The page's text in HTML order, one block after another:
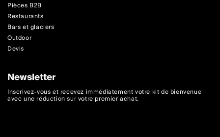
Pièces B2B
Restaurants
Bars et glaciers
Outdoor
Devis
Newsletter
Inscrivez-vous et recevez immédiatement votre kit de bienvenue
avec une réduction sur votre premier achat.